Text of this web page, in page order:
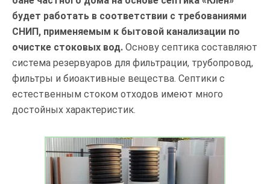
будет работать в соответствии с требованиями
СНИП, применяемым к бытовой канализации по
очистке стоковых вод. Основу септика составляют
система резервуаров для фильтрации, трубопровод,
фильтры и биоактивные вещества. Септики с
естественным стоком отходов имеют много
достойных характеристик.